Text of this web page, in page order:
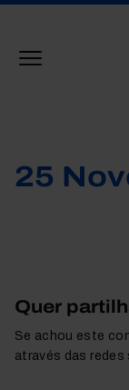
25
Quer
Se achou este
através das redes